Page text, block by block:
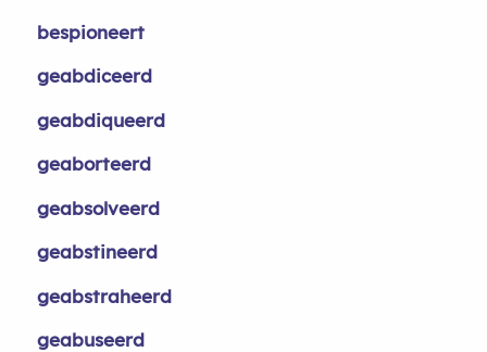
bespioneert
geabdiceerd
geabdiqueerd
geaborteerd
geabsolveerd
geabstineerd
geabstraheerd
geabuseerd